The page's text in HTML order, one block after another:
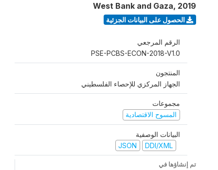
West Bank and Gaza, 2019
الحصول على البيانات الجزئية
الرقم المرجعي
PSE-PCBS-ECON-2018-V1.0
المنتجون
الجهاز المركزي للإحصاء الفلسطيني
مجموعات
المسوح الاقتصادية
البيانات الوصفية
DDI/XML
JSON
تم إنشاؤها في